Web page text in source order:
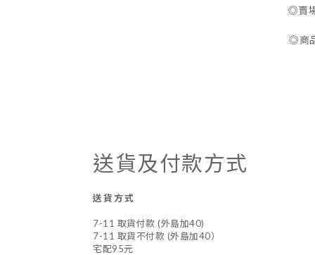
◎賣
◎商
送貨及付款方式
送貨方式
7-11 取貨付款 (外島加40)
7-11 取貨不付款 (外島加40）
宅配95元